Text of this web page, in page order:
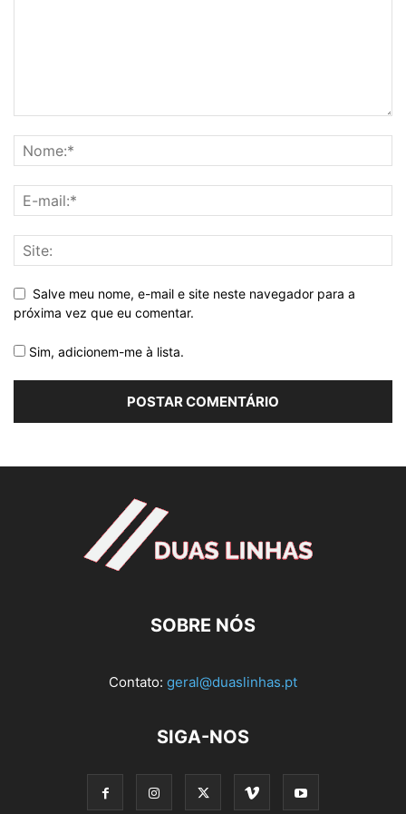
Salve meu nome, e-mail e site neste navegador para a
próxima vez que eu comentar.
Sim, adicionem-me à lista.
SOBRE NÓS
Contato: geral@duaslinhas.pt
SIGA-NOS